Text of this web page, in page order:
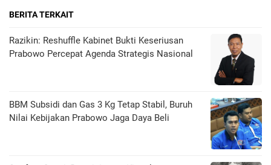
BERITA TERKAIT
Razikin: Reshuffle Kabinet Bukti Keseriusan
Prabowo Percepat Agenda Strategis Nasional
BBM Subsidi dan Gas 3 Kg Tetap Stabil, Buruh
Nilai Kebijakan Prabowo Jaga Daya Beli